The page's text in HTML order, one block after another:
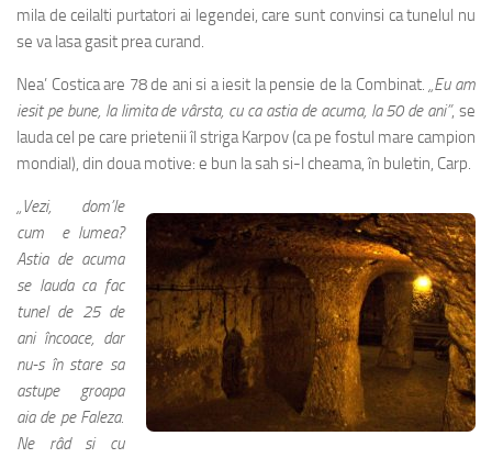
mila de ceilalti purtatori ai legendei, care sunt convinsi ca tunelul nu
se va lasa gasit prea curand.
Nea’ Costica are 78 de ani si a iesit la pensie de la Combinat. „Eu am
iesit pe bune, la limita de vârsta, cu ca astia de acuma, la 50 de ani”, se
lauda cel pe care prietenii îl striga Karpov (ca pe fostul mare campion
mondial), din doua motive: e bun la sah si-l cheama, în buletin, Carp.
„Vezi, dom’le
cum e lumea?
Astia de acuma
se lauda ca fac
tunel de 25 de
ani încoace, dar
nu-s în stare sa
astupe groapa
aia de pe Faleza.
Ne râd si cu